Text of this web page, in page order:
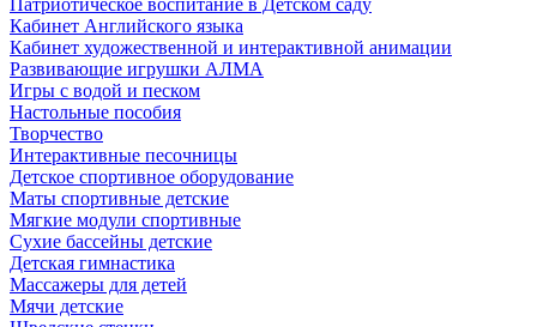
Патриотическое воспитание в Детском саду
Кабинет Английского языка
Кабинет художественной и интерактивной анимации
Развивающие игрушки АЛМА
Игры с водой и песком
Настольные пособия
Творчество
Интерактивные песочницы
Детское спортивное оборудование
Маты спортивные детские
Мягкие модули спортивные
Сухие бассейны детские
Детская гимнастика
Массажеры для детей
Мячи детские